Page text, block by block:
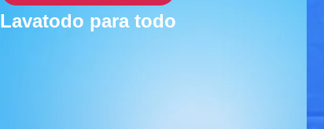
Lavatodo para todo